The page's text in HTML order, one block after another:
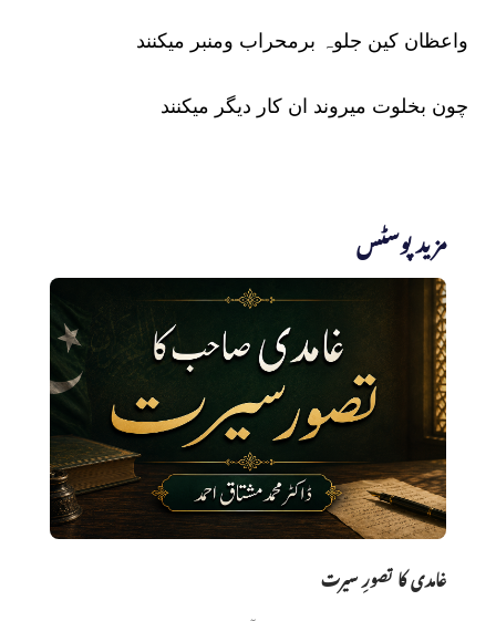
مزید پوسٹس
غامدی کا تصورِ سیرت
واعظان کین جلوہ برمحراب ومنبر میکنند
چون بخلوت میروند ان کار دیگر میکنند